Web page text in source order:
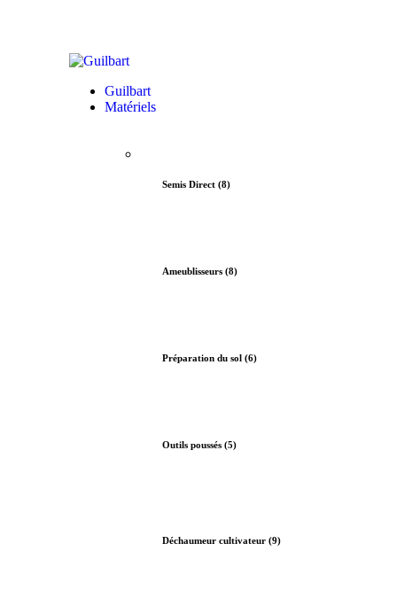
Guilbart
Matériels
Semis Direct (8)
Ameublisseurs (8)
Préparation du sol (6)
Outils poussés (5)
Déchaumeur cultivateur (9)